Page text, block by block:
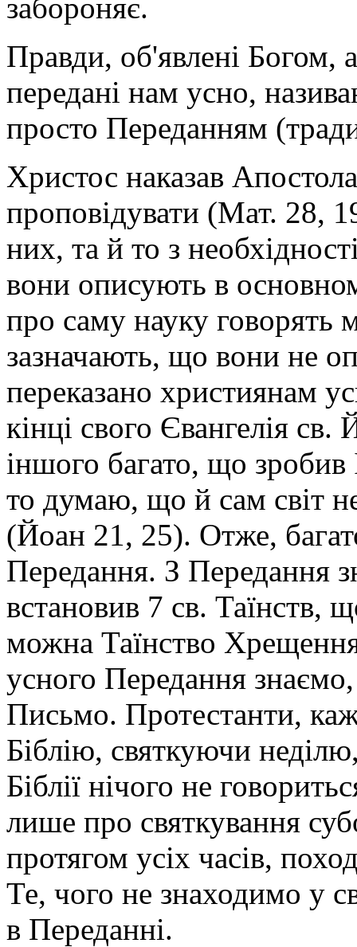
забороняє.
Правди, об'явлені Богом,
передані нам усно,
просто Переданням
Христос наказав
проповідувати (Мат. 28,
них, та й то з
вони описують в
про саму науку говорять
зазначають, що вони не
переказано християнам
кінці свого Євангелія
іншого багато, що зробив
то думаю, що й cам світ
(Йоан 21, 25). Отже,
Передання. З Передання
встановив 7 св. Таїнств,
можна Таїнство
усного Передання
Письмо. Протестанти,
Біблію, святкуючи
Біблії нічого не
лише про святкування
протягом усіх часів,
Те, чого не знаходимо у
в Переданні.